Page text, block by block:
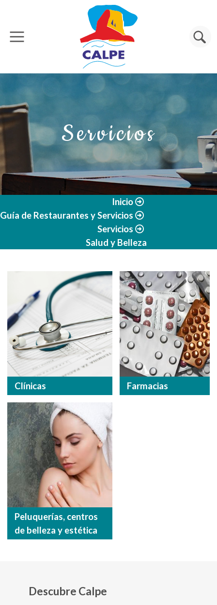
Pasar al contenido principal
Buscar
Servicios
Inicio
Guía de Restaurantes y Servicios
Servicios
Salud y Belleza
Clínicas Farmacias
Peluquerías, centros
de belleza y estética
Descubre Calpe